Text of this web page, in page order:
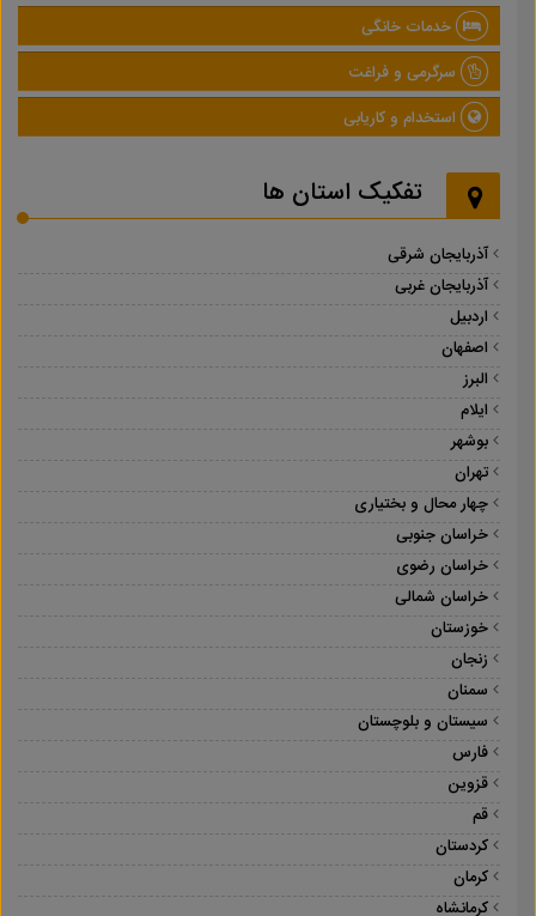
خدمات خانگی
سرگرمی و فراغت
استخدام و کاریابی
تفکیک استان ها
آذربایجان شرقی
آذربایجان غربی
اردبیل
اصفهان
البرز
ایلام
بوشهر
تهران
چهار محال و بختیاری
خراسان جنوبی
خراسان رضوی
خراسان شمالی
خوزستان
زنجان
سمنان
سیستان و بلوچستان
فارس
قزوین
قم
کردستان
کرمان
کرمانشاه